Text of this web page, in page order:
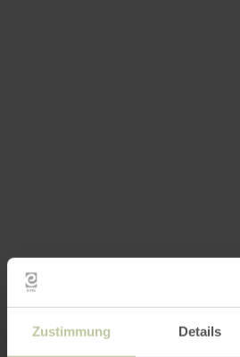
Zustimmung Details